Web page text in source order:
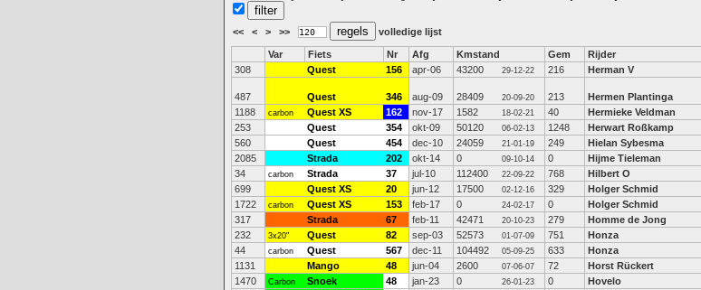
<< < > >> volledige lijst
Var Fiets Nr Afg Kmstand Gem Rijder
308
Quest 156 apr-06 43200 29-12-22 216 Herman V
487 Quest 346 aug-09 28409 20-09-20 213 Hermen Plantinga
1188
carbon Quest XS 162 nov-17 1582 18-02-21 40 Hermieke Veldman
253
Quest 354 okt-09 50120 06-02-13 1248 Herwart Roßkamp
560
Quest 454 dec-10 24059 21-01-19 249 Hielan Sybesma
2085
Strada 202 okt-14 0 09-10-14 0 Hijme Tieleman
34
carbon Strada 37 jul-10 112400 22-09-22 768 Hilbert O
699
Quest XS 20 jun-12 17500 02-12-16 329 Holger Schmid
1722
carbon Quest XS 153 feb-17 0 24-02-17 0 Holger Schmid
317
Strada 67 feb-11 42471 20-10-23 279 Homme de Jong
232
3x20" Quest 82 sep-03 52573 01-07-09 751 Honza
44
carbon Quest 567 dec-11 104492 05-09-25 633 Honza
1131
Mango 48 jun-04 2600 07-06-07 72 Horst Rückert
1470
Carbon Snoek 48 jan-23 0 26-01-23 0 Hovelo